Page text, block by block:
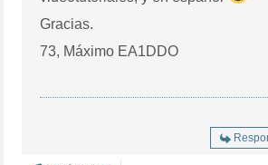
Gracias.
73, Máximo EA1DDO